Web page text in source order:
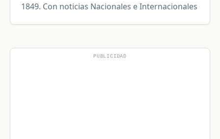
1849. Con noticias Nacionales e Internacionales
PUBLICIDAD